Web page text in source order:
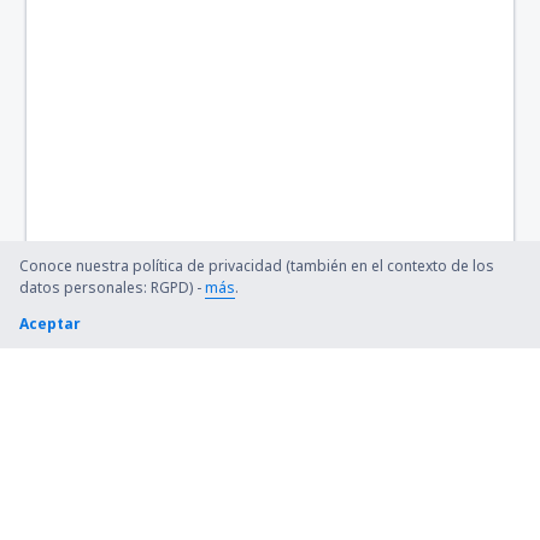
Conoce nuestra política de privacidad (también en el contexto de los
datos personales: RGPD) -más.
Aceptar